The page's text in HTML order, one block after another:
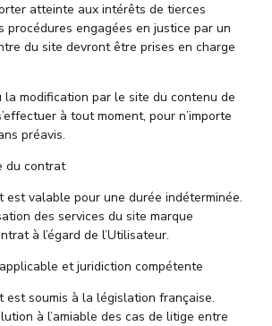
atteinte aux intérêts de tierces
procédures engagées en justice par un
du site devront être prises en charge
la modification par le site du contenu de
à tout moment, pour n’importe
préavis.
du contrat
est valable pour une durée indéterminée.
des services du site marque
à l’égard de l’Utilisateur.
et juridiction compétente
est soumis à la législation française.
à l’amiable des cas de litige entre